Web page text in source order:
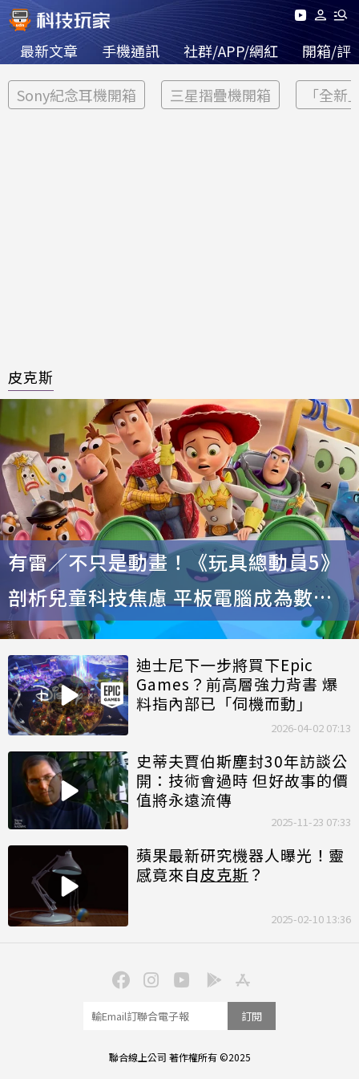
最新文章 手機通訊 社群/APP/網紅 開箱/評
Sony紀念耳機開箱 三星摺疊機開箱 「全新
皮克斯
有雷／不只是動畫！《玩具總動員5》
剖析兒童科技焦慮 平板電腦成為數位
時代的雙面刃
迪士尼下一步將買下Epic
Games？前高層強力背書 爆
料指內部已「伺機而動」
2026-04-02 07:13
史蒂夫賈伯斯塵封30年訪談公
開：技術會過時 但好故事的價
值將永遠流傳
2025-11-23 07:33
蘋果最新研究機器人曝光！靈
感竟來自皮克斯 ？
2025-02-10 13:36
訂閱
聯合線上公司 著作權所有 ©2025